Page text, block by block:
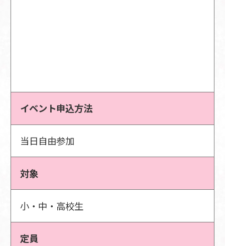
イベント申込方法
当日自由参加
対象
小・中・高校生
定員